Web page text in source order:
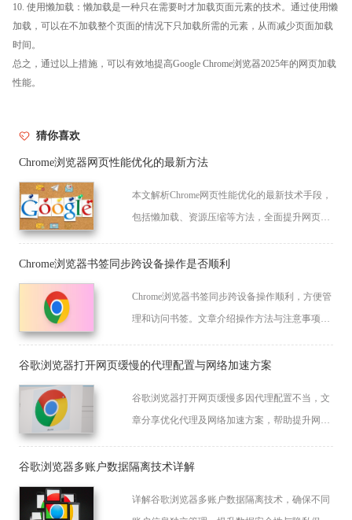
10. 使用懒加载：懒加载是一种只在需要时才加载页面元素的技术。通过使用懒
加载，可以在不加载整个页面的情况下只加载所需的元素，从而减少页面加载
时间。
总之，通过以上措施，可以有效地提高Google Chrome浏览器2025年的网页加载
性能。
猜你喜欢
Chrome浏览器网页性能优化的最新方法
本文解析Chrome网页性能优化的最新技术手段，
包括懒加载、资源压缩等方法，全面提升网页加
Chrome浏览器书签同步跨设备操作是否顺利
Chrome浏览器书签同步跨设备操作顺利，方便管
理和访问书签。文章介绍操作方法与注意事项，
谷歌浏览器打开网页缓慢的代理配置与网络加速方案
谷歌浏览器打开网页缓慢多因代理配置不当，文
章分享优化代理及网络加速方案，帮助提升网页
谷歌浏览器多账户数据隔离技术详解
详解谷歌浏览器多账户数据隔离技术，确保不同